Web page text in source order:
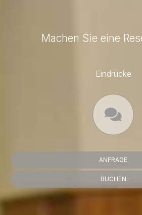
Machen Sie eine
Eindrücke
ANFRAGE
BUCHEN